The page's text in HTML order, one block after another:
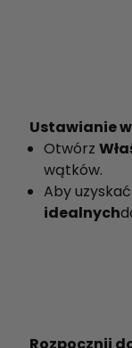
Ustawianie
Otwórz
wątków.
Aby
idealnych